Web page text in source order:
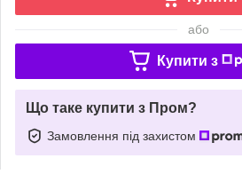
або
Купити з
Що таке купити з Пром?
Замовлення під захистом